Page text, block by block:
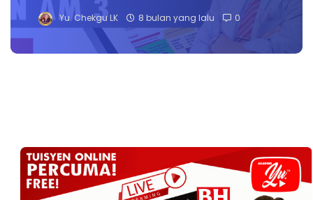
Yu. Chekgu LK 8 bulan yang lalu 0